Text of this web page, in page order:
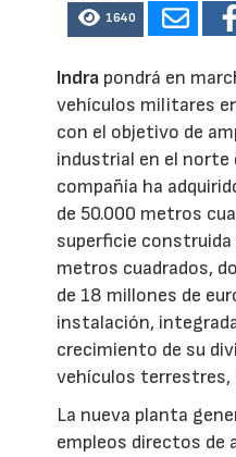
1640
Indra pondrá en
vehículos militares
con el objetivo de
industrial en el norte
compañía ha
de 50.000 metros
superficie construida
metros cuadrados,
de 18 millones de
instalación,
crecimiento de su
vehículos terrestres,
La nueva planta
empleos directos de